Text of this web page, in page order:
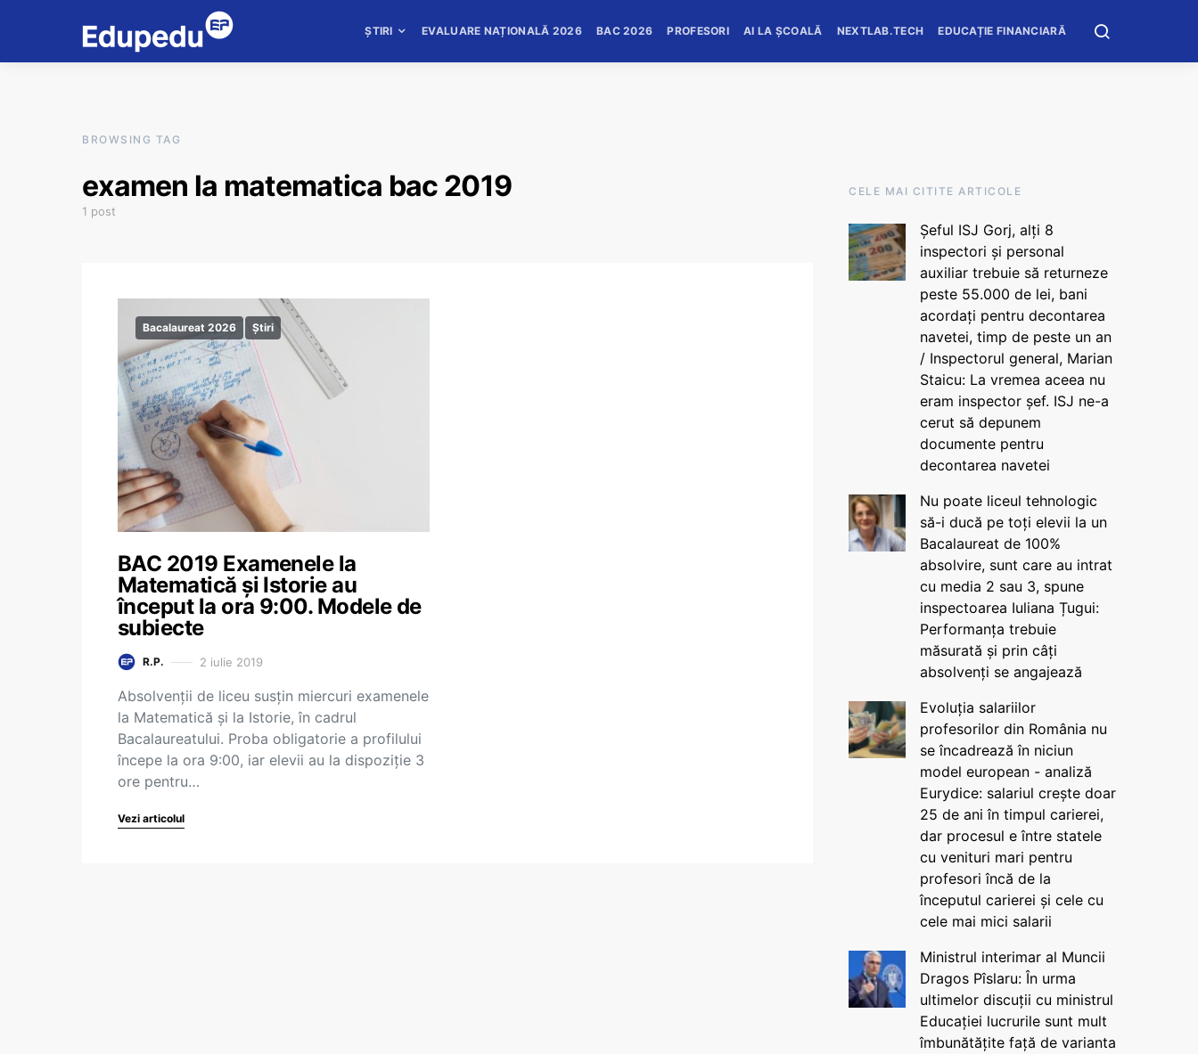
ȘTIRI EVALUARE NAȚIONALĂ 2026 BAC 2026 PROFESORI AI LA ȘCOALĂ NEXTLAB.TECH EDUCAȚIE FINANCIARĂ
BROWSING TAG
examen la matematica bac 2019
1 post
Bacalaureat 2026 Știri
BAC 2019 Examenele la
Matematică și Istorie au
început la ora 9:00. Modele de
subiecte
R.P. 2 iulie 2019
Absolvenții de liceu susțin miercuri examenele
la Matematică și la Istorie, în cadrul
Bacalaureatului. Proba obligatorie a profilului
începe la ora 9:00, iar elevii au la dispoziție 3
ore pentru…
Vezi articolul
CELE MAI CITITE ARTICOLE
Șeful ISJ Gorj, alți 8
inspectori și personal
auxiliar trebuie să returneze
peste 55.000 de lei, bani
acordați pentru decontarea
navetei, timp de peste un an
/ Inspectorul general, Marian
Staicu: La vremea aceea nu
eram inspector șef. ISJ ne-a
cerut să depunem
documente pentru
decontarea navetei
Nu poate liceul tehnologic
să-i ducă pe toți elevii la un
Bacalaureat de 100%
absolvire, sunt care au intrat
cu media 2 sau 3, spune
inspectoarea Iuliana Țugui:
Performanța trebuie
măsurată și prin câți
absolvenți se angajează
Evoluția salariilor
profesorilor din România nu
se încadrează în niciun
model european - analiză
Eurydice: salariul crește doar
25 de ani în timpul carierei,
dar procesul e între statele
cu venituri mari pentru
profesori încă de la
începutul carierei și cele cu
cele mai mici salarii
Ministrul interimar al Muncii
Dragos Pîslaru: În urma
ultimelor discuții cu ministrul
Educației lucrurile sunt mult
îmbunătățite față de varianta